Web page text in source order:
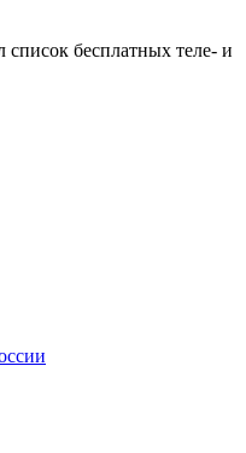
бесплатных теле- и